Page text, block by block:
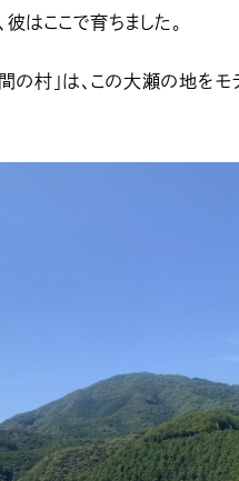
はここで育ちました。
村」は、この大瀬の地をモ